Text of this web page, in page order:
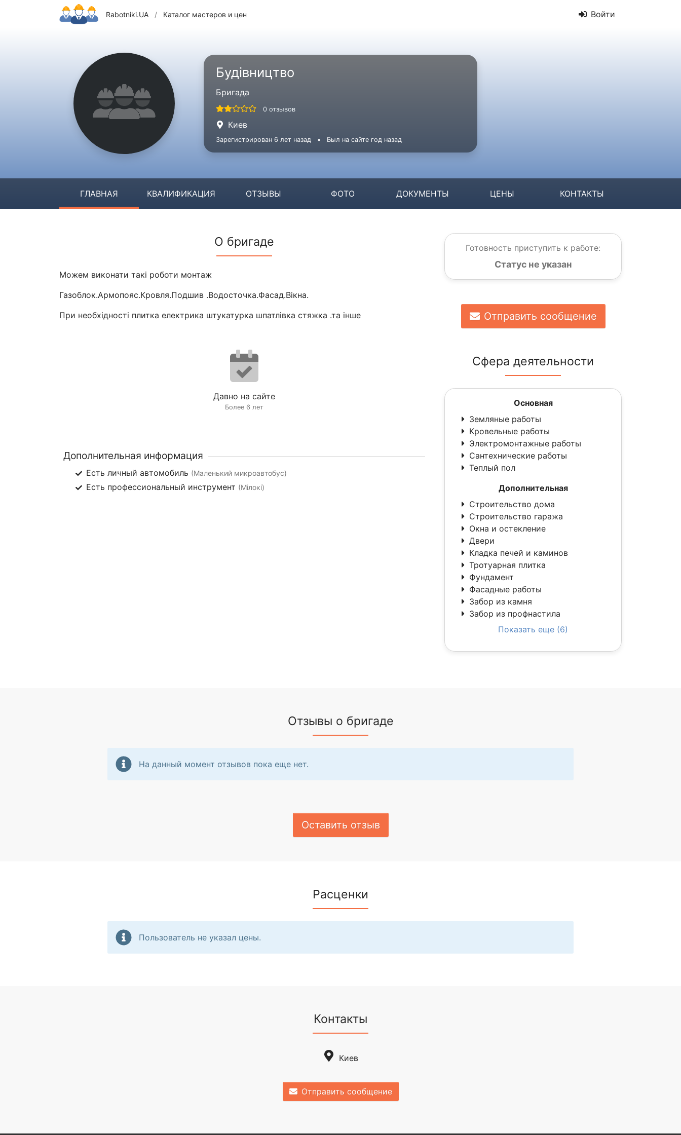
Rabotniki.UA / Каталог мастеров и цен Войти
Будівництво
Бригада
0 отзывов
Киев
Зарегистрирован 6 лет назад • Был на сайте год назад
ГЛАВНАЯ КВАЛИФИКАЦИЯ ОТЗЫВЫ ФОТО ДОКУМЕНТЫ ЦЕНЫ КОНТАКТЫ
О бригаде
Можем виконати такі роботи монтаж
Газоблок.Армопояс.Кровля.Подшив .Водосточка.Фасад.Вікна.
При необхідності плитка електрика штукатурка шпатлівка стяжка .та інше
Давно на сайте
Более 6 лет
Дополнительная информация
Есть личный автомобиль (Маленький микроавтобус)
Есть профессиональный инструмент (Мілокі)
Готовность приступить к работе:
Статус не указан
Отправить сообщение
Сфера деятельности
Основная
Земляные работы
Кровельные работы
Электромонтажные работы
Сантехнические работы
Теплый пол
Дополнительная
Строительство дома
Строительство гаража
Окна и остекление
Двери
Кладка печей и каминов
Тротуарная плитка
Фундамент
Фасадные работы
Забор из камня
Забор из профнастила
Показать еще (6)
Отзывы о бригаде
На данный момент отзывов пока еще нет.
Оставить отзыв
Расценки
Пользователь не указал цены.
Контакты
Киев
Отправить сообщение